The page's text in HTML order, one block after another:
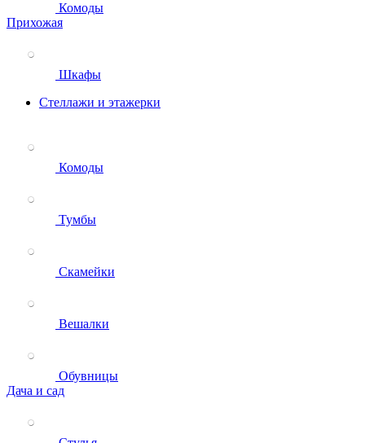
Комоды
Прихожая
Шкафы
Стеллажи и этажерки
Комоды
Тумбы
Скамейки
Вешалки
Обувницы
Дача и сад